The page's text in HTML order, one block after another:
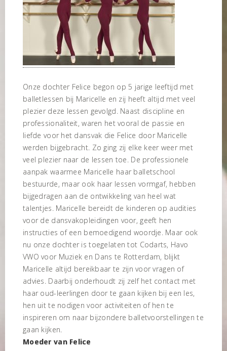
Onze dochter Felice begon op 5 jarige leeftijd met
balletlessen bij Maricelle en zij heeft altijd met veel
plezier deze lessen gevolgd. Naast discipline en
professionaliteit, waren het vooral de passie en
liefde voor het dansvak die Felice door Maricelle
werden bijgebracht. Zo ging zij elke keer weer met
veel plezier naar de lessen toe. De professionele
aanpak waarmee Maricelle haar balletschool
bestuurde, maar ook haar lessen vormgaf, hebben
bijgedragen aan de ontwikkeling van heel wat
talentjes. Maricelle bereidt de kinderen op audities
voor de dansvakopleidingen voor, geeft hen
instructies of een bemoedigend woordje. Maar ook
nu onze dochter is toegelaten tot Codarts, Havo
VWO voor Muziek en Dans te Rotterdam, blijkt
Maricelle altijd bereikbaar te zijn voor vragen of
advies. Daarbij onderhoudt zij zelf het contact met
haar oud-leerlingen door te gaan kijken bij een les,
hen uit te nodigen voor activiteiten of hen te
inspireren om naar bijzondere balletvoorstellingen te
gaan kijken.
Moeder van Felice